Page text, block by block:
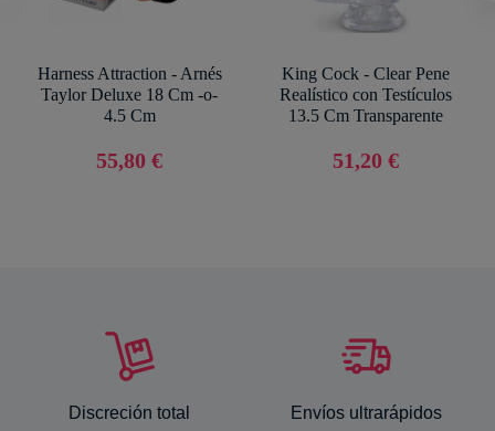
Harness Attraction - Arnés
Taylor Deluxe 18 Cm -o-
4.5 Cm
55,80 €
King Cock - Clear Pene
Realístico con Testículos
13.5 Cm Transparente
51,20 €
Discreción total Envíos ultrarápidos